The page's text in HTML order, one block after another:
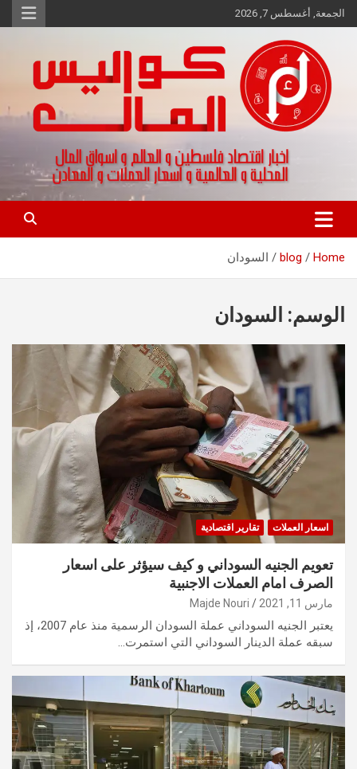
Skip
to
الجمعة, أغسطس 7, 2026
كواليس المال
اخبار اقتصاد فلسطين و العالم و تقارير اسواق المال و العملات
Home
blog السودان
الوسم: السودان
اسعار العملات تقارير اقتصادية
تعويم الجنيه السوداني و كيف سيؤثر على اسعار
الصرف امام العملات الاجنبية
مارس 11, 2021 Majde Nouri
يعتبر الجنيه السوداني عملة السودان الرسمية منذ عام 2007، إذ
سبقه عملة الدينار السوداني التي استمرت…